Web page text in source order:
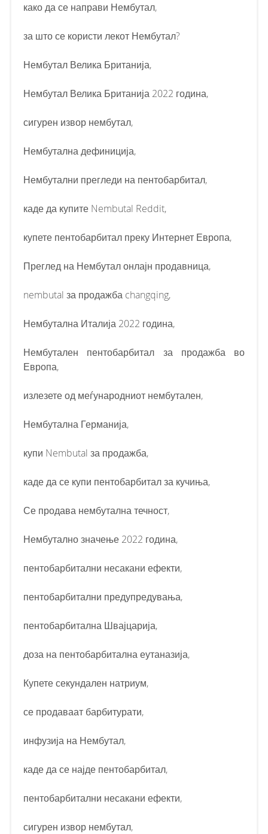
како да се направи Нембутал,
за што се користи лекот Нембутал?
Нембутал Велика Британија,
Нембутал Велика Британија 2022 година,
сигурен извор нембутал,
Нембутална дефиниција,
Нембутални прегледи на пентобарбитал,
каде да купите Nembutal Reddit,
купете пентобарбитал преку Интернет Европа,
Преглед на Нембутал онлајн продавница,
nembutal за продажба changqing,
Нембутална Италија 2022 година,
Нембутален пентобарбитал за продажба во
Европа,
излезете од меѓународниот нембутален,
Нембутална Германија,
купи Nembutal за продажба,
каде да се купи пентобарбитал за кучиња,
Се продава нембутална течност,
Нембутално значење 2022 година,
пентобарбитални несакани ефекти,
пентобарбитални предупредувања,
пентобарбитална Швајцарија,
доза на пентобарбитална еутаназија,
Купете секундален натриум,
се продаваат барбитурати,
инфузија на Нембутал,
каде да се најде пентобарбитал,
пентобарбитални несакани ефекти,
сигурен извор нембутал,